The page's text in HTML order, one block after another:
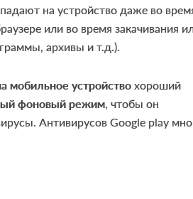
на устройство даже во
или во время закачивания
архивы и т.д.).
мобильное устройствохороший
фоновый режим, чтобы он
Антивирусов Google play